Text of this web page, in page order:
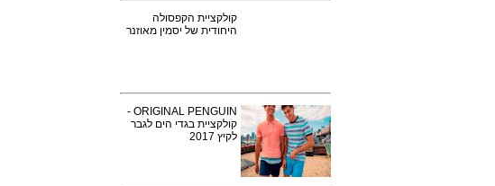
קולקציית הקפסולה
היחודית של יסמין מאוזנר
ORIGINAL PENGUIN -
קולקציית בגדי הים לגבר
לקיץ 2017